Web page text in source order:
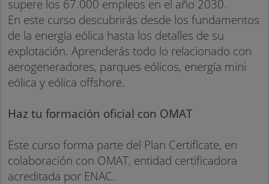
supere los 67.000 empleos en el año 2030.
En este curso descubrirás desde los fundamentos
de la energía eólica hasta los detalles de su
explotación. Aprenderás todo lo relacionado con
aerogeneradores, parques eólicos, energía mini
eólica y eólica offshore.
Haz tu formación oficial con OMAT
Este curso forma parte del Plan Certifícate, en
colaboración con OMAT, entidad certificadora
acreditada por ENAC.